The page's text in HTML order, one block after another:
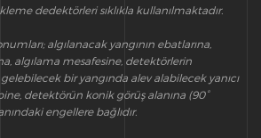
dedektörleri sıklıkla kullanılmaktadır.
algılanacak yangının ebatlarına,
algılama mesafesine, detektörlerin
bir yangında alev alabilecek yanıcı
detektörün konik görüş alanına (90°
engellere bağlıdır.